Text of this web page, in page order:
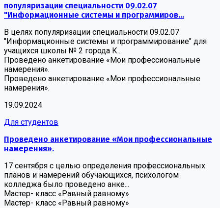
популяризации специальности 09.02.07
"Информационные системы и программиров...
В целях популяризации специальности 09.02.07
"Информационные системы и программирование" для
учащихся школы № 2 города К...
Проведено анкетирование «Мои профессиональные
намерения».
Проведено анкетирование «Мои профессиональные
намерения».
19.09.2024
Для студентов
Проведено анкетирование «Мои профессиональные
намерения».
17 сентября с целью определения профессиональных
планов и намерений обучающихся, психологом
колледжа было проведено анке...
Мастер- класс «Равный равному»
Мастер- класс «Равный равному»